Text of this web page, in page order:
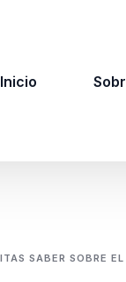
Inicio
SABER SOBRE